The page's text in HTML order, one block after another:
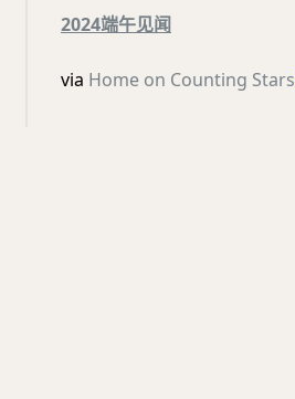
2024端午见闻
via Home on Counting Stars